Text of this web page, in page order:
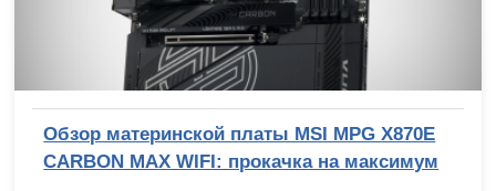
Обзор материнской платы MSI MPG X870E
CARBON MAX WIFI: прокачка на максимум